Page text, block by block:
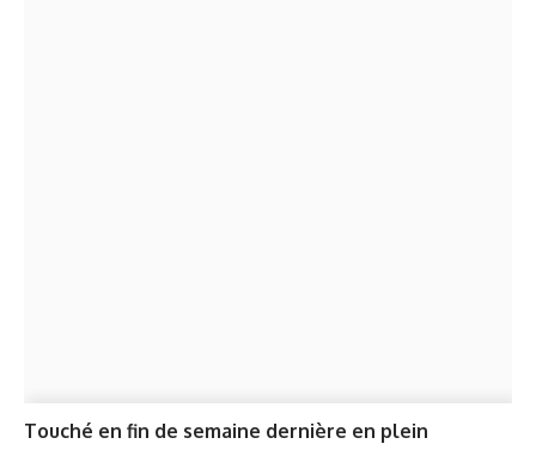
Touché en fin de semaine dernière en plein